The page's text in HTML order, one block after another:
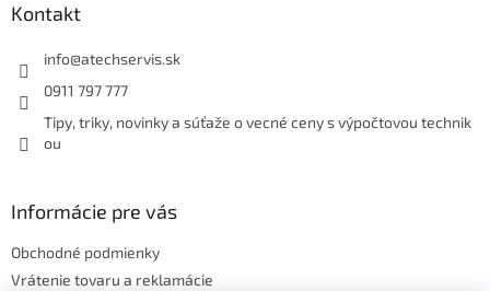
Kontakt
info@atechservis.sk
0911 797 777
Tipy, triky, novinky a súťaže o vecné ceny s výpočtovou technik
ou
Informácie pre vás
Obchodné podmienky
Vrátenie tovaru a reklamácie